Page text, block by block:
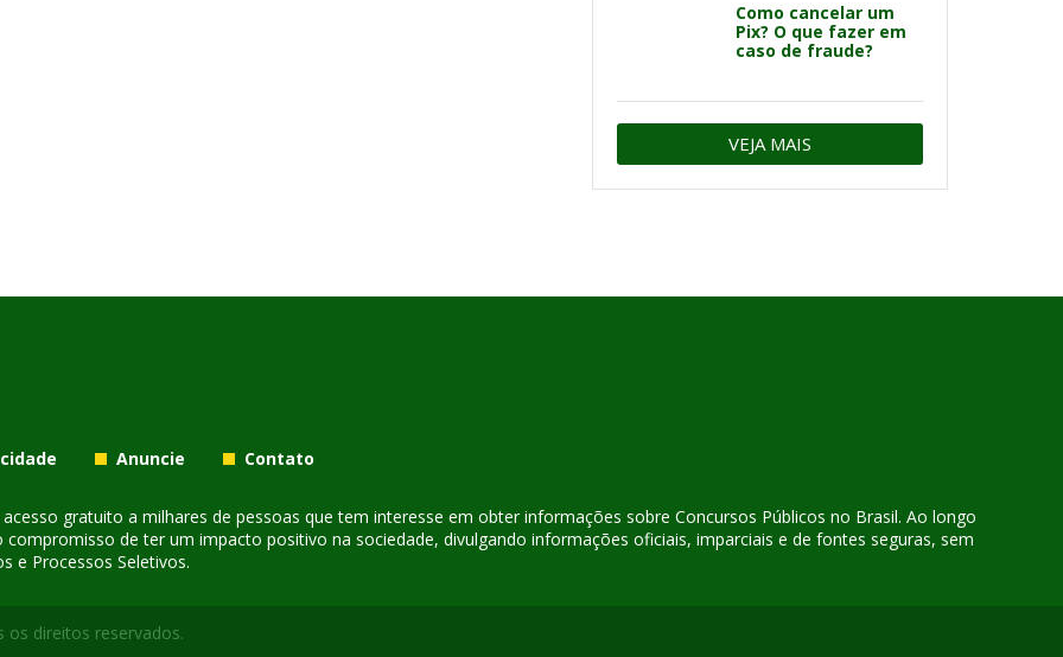
Como cancelar um
Pix? O que fazer em
caso de fraude?
VEJA MAIS
Anuncie Contato
gratuito a milhares de pessoas que tem interesse em obter informações sobre Concursos Públicos no Brasil. Ao longo
de ter um impacto positivo na sociedade, divulgando informações oficiais, imparciais e de fontes seguras, sem
e Processos Seletivos.
os direitos reservados.